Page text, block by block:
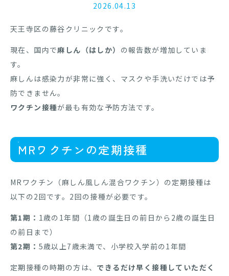
2026.04.13
天王寺区の藤谷クリニックです。
現在、国内で麻しん（はしか） の報告数が増加していま
す。
麻しんは感染力が非常に強く、マスクや手洗いだけでは予
防できません。
ワクチン接種が最も有効な予防方法です。
MRワクチンの定期接種
MRワクチン（麻しん風しん混合ワクチン）の定期接種は
以下の2回です。2回の接種が必要です。
第1期： 1歳の1年間（1歳の誕生日の前日から2歳の誕生日
の前日まで）
第2期： 5歳以上7歳未満で、小学校入学前の1年間
定期接種の時期の方は、 できるだけ早く接種していただく